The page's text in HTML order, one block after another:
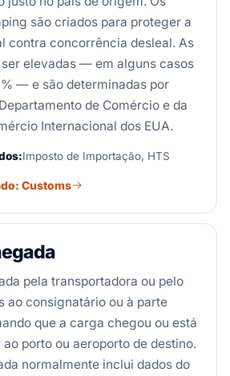
são criados para proteger a
contra concorrência desleal. As
elevadas — em alguns casos
— e são determinadas por
de Comércio e da
Internacional dos EUA.
Imposto de Importação, HTS
Customs
pela transportadora ou pelo
ao consignatário ou à parte
que a carga chegou ou está
porto ou aeroporto de destino.
normalmente inclui dados do